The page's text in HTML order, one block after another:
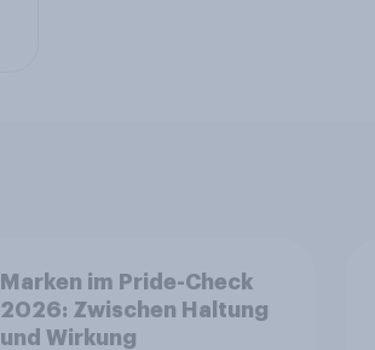
Marken im Pride-Check
2026: Zwischen Haltung
und Wirkung